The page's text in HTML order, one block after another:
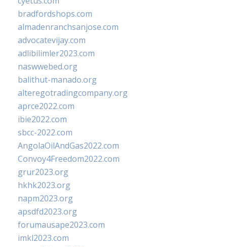
bradfordshops.com
almadenranchsanjose.com
advocatevijay.com
adlibilimler2023.com
naswwebed.org
balithut-manado.org
alteregotradingcompany.org
aprce2022.com
ibie2022.com
sbcc-2022.com
AngolaOilAndGas2022.com
Convoy4Freedom2022.com
grur2023.org
hkhk2023.org
napm2023.org
apsdfd2023.org
forumausape2023.com
imkl2023.com